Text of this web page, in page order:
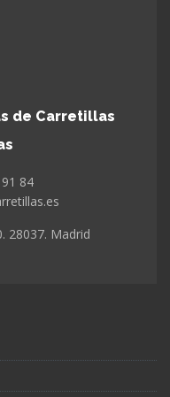
de Carretillas
84
28037. Madrid